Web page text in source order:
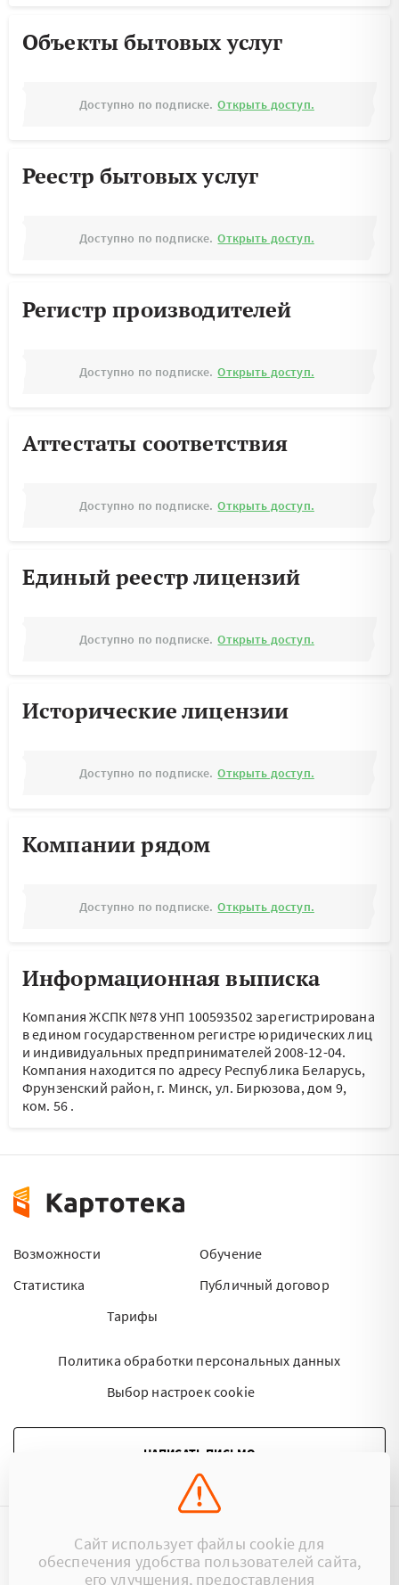
Объекты бытовых услуг
Доступно по подписке. Открыть доступ.
Реестр бытовых услуг
Доступно по подписке. Открыть доступ.
Регистр производителей
Доступно по подписке. Открыть доступ.
Аттестаты соответствия
Доступно по подписке. Открыть доступ.
Единый реестр лицензий
Доступно по подписке. Открыть доступ.
Исторические лицензии
Доступно по подписке. Открыть доступ.
Компании рядом
Доступно по подписке. Открыть доступ.
Информационная выписка
Компания ЖСПК №78 УНП 100593502 зарегистрирована
в едином государственном регистре юридических лиц
и индивидуальных предпринимателей 2008-12-04.
Компания находится по адресу Республика Беларусь,
Фрунзенский район, г. Минск, ул. Бирюзова, дом 9,
ком. 56 .
Возможности
Статистика
Тарифы
Обучение
Публичный договор
Политика обработки персональных данных
Выбор настроек cookie
НАПИСАТЬ ПИСЬМО
©2015 - 2026 Kartoteka.by Все права защищены.
Сайт использует файлы cookie для
обеспечения удобства пользователей сайта,
его улучшения, предоставления